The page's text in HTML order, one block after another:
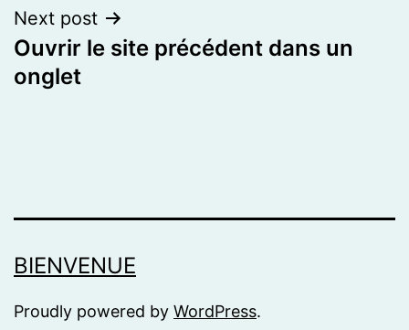
Next post
Ouvrir le site précédent dans un
onglet
BIENVENUE
Proudly powered by WordPress.